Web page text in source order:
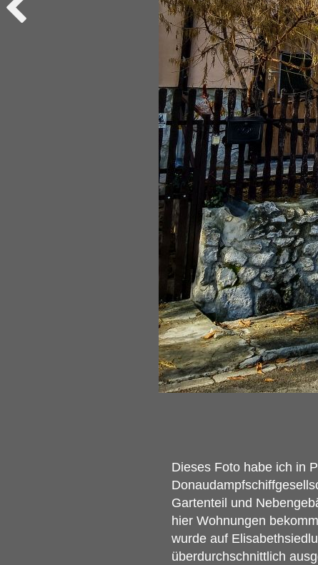
Dieses Foto habe ich in
Gartenteil und
hier Wohnungen
wurde auf
überdurchschnittlich